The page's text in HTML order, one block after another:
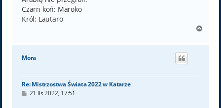
Czarn koń: Maroko
Król: Lautaro
g
Mora
Re: Mistrzostwa Świata 2022 w Katarze
P21 lis 2022, 17:51